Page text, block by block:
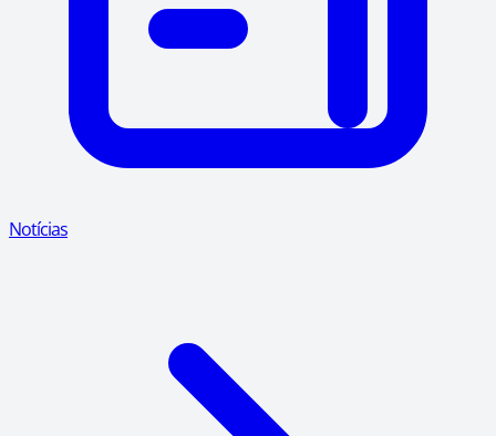
Notícias